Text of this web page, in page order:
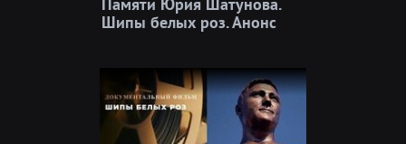
Шипы белых роз. Анонс